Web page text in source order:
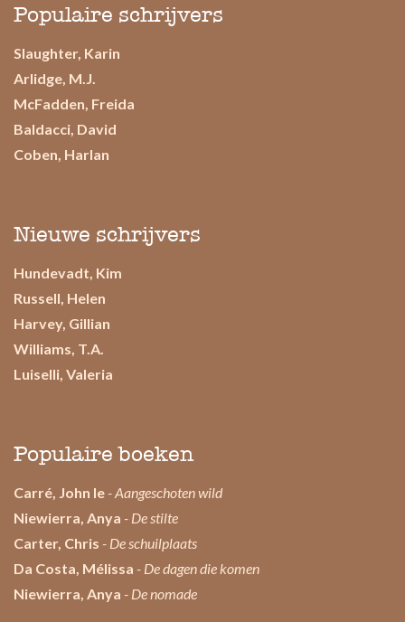
Populaire schrijvers
Slaughter, Karin
Arlidge, M.J.
McFadden, Freida
Baldacci, David
Coben, Harlan
Nieuwe schrijvers
Hundevadt, Kim
Russell, Helen
Harvey, Gillian
Williams, T.A.
Luiselli, Valeria
Populaire boeken
Carré, John le - Aangeschoten wild
Niewierra, Anya - De stilte
Carter, Chris - De schuilplaats
Da Costa, Mélissa - De dagen die komen
Niewierra, Anya - De nomade